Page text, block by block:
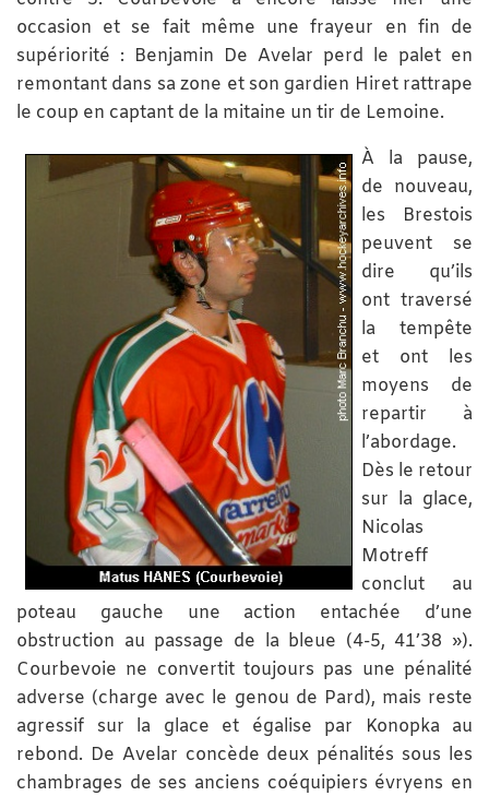
occasion et se fait même une frayeur en fin de
supériorité : Benjamin De Avelar perd le palet en
remontant dans sa zone et son gardien Hiret rattrape
le coup en captant de la mitaine un tir de Lemoine.
À la pause,
de nouveau,
les Brestois
peuvent se
dire qu’ils
ont traversé
la tempête
et ont les
moyens de
repartir à
l’abordage.
Dès le retour
sur la glace,
Nicolas
Motreff
conclut au
poteau gauche une action entachée d’une
obstruction au passage de la bleue (4-5, 41’38 »).
Courbevoie ne convertit toujours pas une pénalité
adverse (charge avec le genou de Pard), mais reste
agressif sur la glace et égalise par Konopka au
rebond. De Avelar concède deux pénalités sous les
chambrages de ses anciens coéquipiers évryens en